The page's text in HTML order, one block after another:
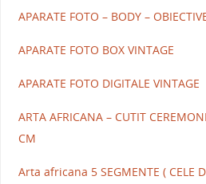
APARATE FOTO – BODY –
APARATE FOTO BOX VINTAGE
APARATE FOTO DIGITALE VINTAGE
ARTA AFRICANA – CUTIT
CM
Arta africana 5 SEGMENTE ( CELE